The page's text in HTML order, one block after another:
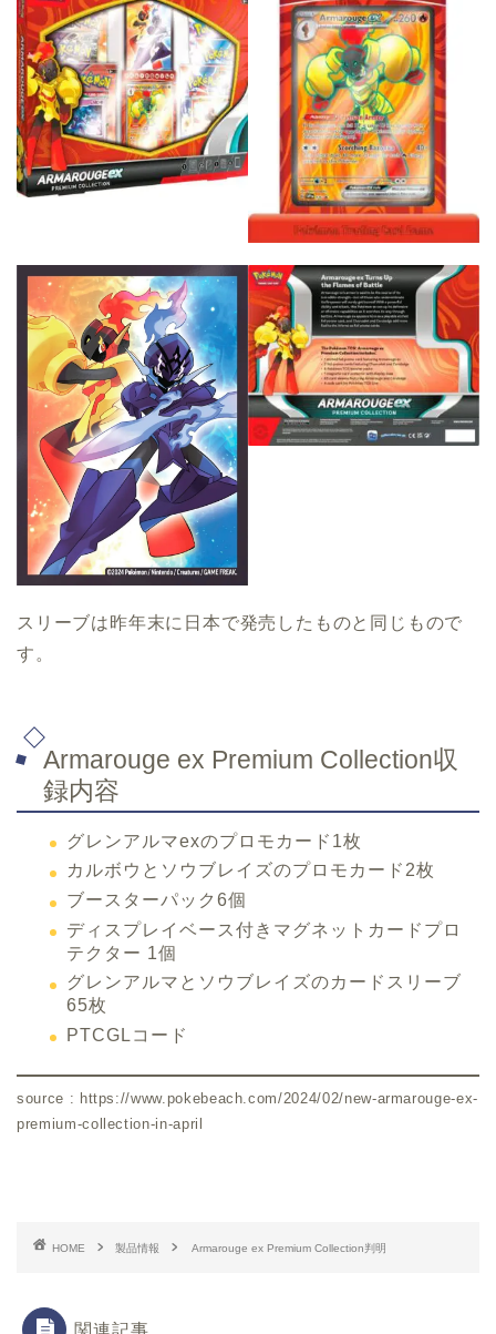
スリーブは昨年末に日本で発売したものと同じもので
す。
Armarouge ex Premium Collection収
録内容
グレンアルマexのプロモカード1枚
カルボウとソウブレイズのプロモカード2枚
ブースターパック6個
ディスプレイベース付きマグネットカードプロ
テクター 1個
グレンアルマとソウブレイズのカードスリーブ
65枚
PTCGLコード
source : https://www.pokebeach.com/2024/02/new-armarouge-ex-
premium-collection-in-april
HOME 製品情報 Armarouge ex Premium Collection判明
関連記事